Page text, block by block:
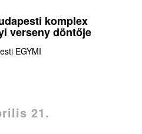
komplex
verseny döntője
EGYMI
21.